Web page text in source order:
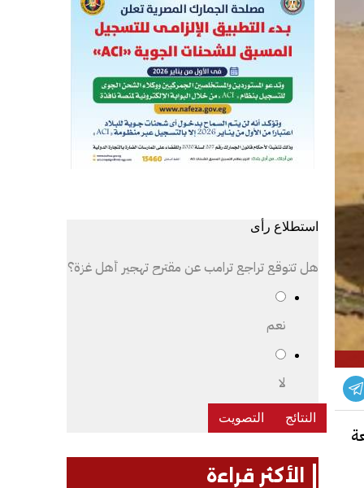
التابعة
استطلاع رأى
هل تتوقع تراجع ترامب عن مقترح تهجير أهل غزة؟
نعم
لا
الأكثر قراءة